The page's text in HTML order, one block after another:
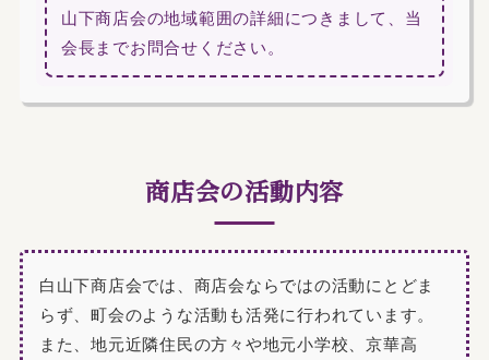
山下商店会の地域範囲の詳細につきまして、当
会長までお問合せください。
商店会の活動内容
白山下商店会では、商店会ならではの活動にとどま
らず、町会のような活動も活発に行われています。
また、地元近隣住民の方々や地元小学校、京華高